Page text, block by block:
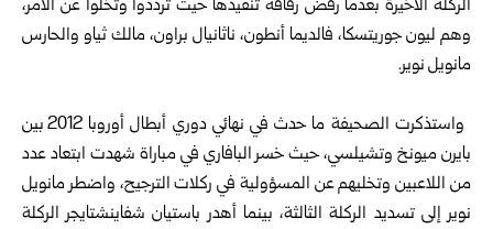
الركلة الأخيرة بعدما رفض رفاقه تنفيذها حيث ترددوا وتخلوا عن الأمر،
وهم ليون جوريتسكا، فالديما أنطون، ناثانيال براون، مالك ثياو والحارس
مانويل نوير.
واستذكرت الصحيفة ما حدث في نهائي دوري أبطال أوروبا 2012 بين
بايرن ميونخ وتشيلسي، حيث خسر البافاري في مباراة شهدت ابتعاد عدد
من اللاعبين وتخليهم عن المسؤولية في ركلات الترجيح، واضطر مانويل
نوير إلى تسديد الركلة الثالثة، بينما أهدر باستيان شفاينشتايجر الركلة